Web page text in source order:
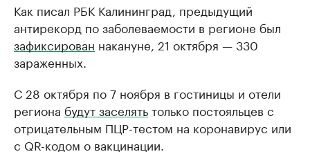
Как писал РБК Калининград, предыдущий
антирекорд по заболеваемости в регионе был
зафиксирован накануне, 21 октября — 330
зараженных.
С 28 октября по 7 ноября в гостиницы и отели
региона будут заселятьтолько постояльцев с
отрицательным ПЦР-тестом на коронавирус или
с QR-кодом о вакцинации.